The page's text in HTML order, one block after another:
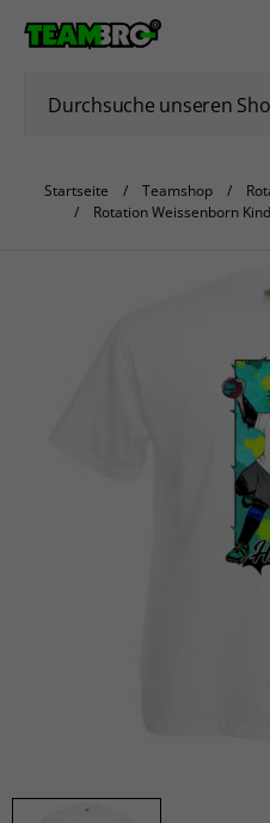
Startseite Teamshop
Rotation Weissenborn